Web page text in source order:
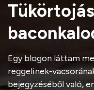
Tükörtojás
Egy blogon láttam
reggelinek-
bejegyzéséből való,